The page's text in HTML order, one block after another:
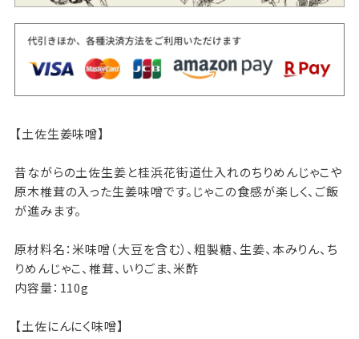
【土佐生姜味噌】
昔ながらの土佐生姜と桂浜花街道仕入れのちりめんじゃこや
原木椎茸の入った生姜味噌です。じゃこの食感が楽しく、ご飯
が進みます。
原材料名：米味噌（大豆を含む）、粗製糖、生姜、本みりん、ち
りめんじゃこ、椎茸、いりごま、米酢
内容量：110g
【土佐にんにく味噌】